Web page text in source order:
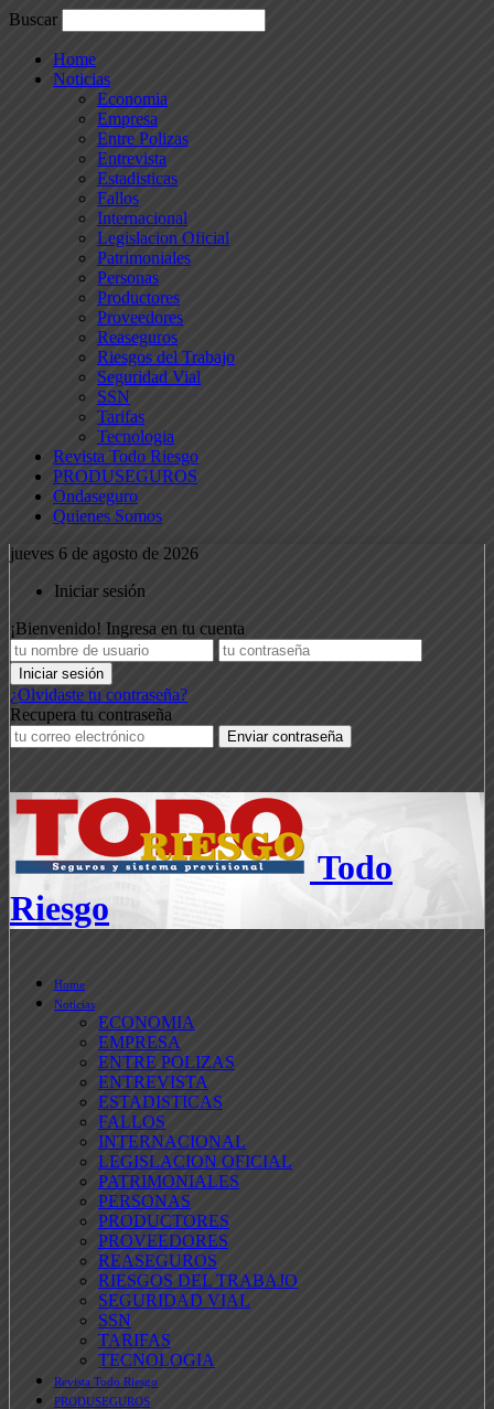
Buscar
Home
Noticias
Economia
Empresa
Entre Polizas
Entrevista
Estadisticas
Fallos
Internacional
Legislacion Oficial
Patrimoniales
Personas
Productores
Proveedores
Reaseguros
Riesgos del Trabajo
Seguridad Vial
SSN
Tarifas
Tecnologia
Revista Todo Riesgo
PRODUSEGUROS
Ondaseguro
Quienes Somos
jueves 6 de agosto de 2026
Iniciar sesión
¡Bienvenido! Ingresa en tu cuenta
¿Olvidaste tu contraseña?
Recupera tu contraseña
Todo
Riesgo
Home
Noticias
ECONOMIA
EMPRESA
ENTRE POLIZAS
ENTREVISTA
ESTADISTICAS
FALLOS
INTERNACIONAL
LEGISLACION OFICIAL
PATRIMONIALES
PERSONAS
PRODUCTORES
PROVEEDORES
REASEGUROS
RIESGOS DEL TRABAJO
SEGURIDAD VIAL
SSN
TARIFAS
TECNOLOGIA
Revista Todo Riesgo
PRODUSEGUROS